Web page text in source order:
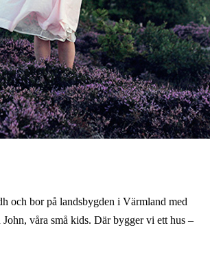
och bor på landsbygden i Värmland med
våra små kids. Där bygger vi ett hus –